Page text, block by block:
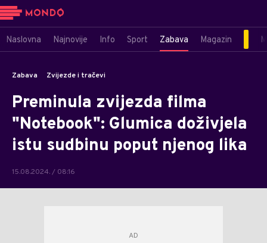
Naslovna Najnovije Info Sport Zabava Magazin
Zabava Zvijezde i tračevi
Preminula zvijezda filma
"Notebook": Glumica doživjela
istu sudbinu poput njenog lika
15.08.2024. / 08:16